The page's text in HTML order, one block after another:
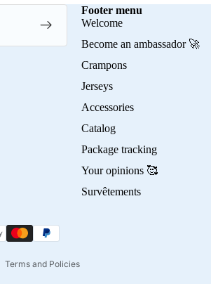
Footer menu
Welcome
Become an ambassador 🚀
Crampons
Jerseys
Accessories
Catalog
Package tracking
Your opinions 🥰
Survêtements
Terms and Policies
Legal notice